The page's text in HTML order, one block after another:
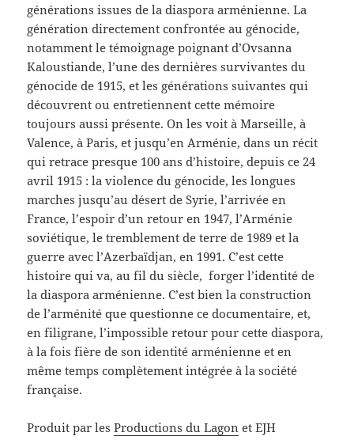
générations issues de la diaspora arménienne. La
génération directement confrontée au génocide,
notamment le témoignage poignant d’Ovsanna
Kaloustiande, l’une des dernières survivantes du
génocide de 1915, et les générations suivantes qui
découvrent ou entretiennent cette mémoire
toujours aussi présente. On les voit à Marseille, à
Valence, à Paris, et jusqu’en Arménie, dans un récit
qui retrace presque 100 ans d’histoire, depuis ce 24
avril 1915 : la violence du génocide, les longues
marches jusqu’au désert de Syrie, l’arrivée en
France, l’espoir d’un retour en 1947, l’Arménie
soviétique, le tremblement de terre de 1989 et la
guerre avec l’Azerbaïdjan, en 1991. C’est cette
histoire qui va, au fil du siècle, forger l’identité de
la diaspora arménienne. C’est bien la construction
de l’arménité que questionne ce documentaire, et,
en filigrane, l’impossible retour pour cette diaspora,
à la fois fière de son identité arménienne et en
même temps complètement intégrée à la société
française.
Produit par lesProductions du Lagon et EJH